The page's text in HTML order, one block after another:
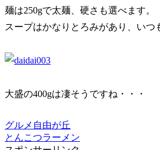
麺は250gで太麺、硬さも選べます。
スープはかなりとろみがあり、いつ
大盛の400gは凄そうですね・・・
グルメ 自由が丘
とんこつラーメン